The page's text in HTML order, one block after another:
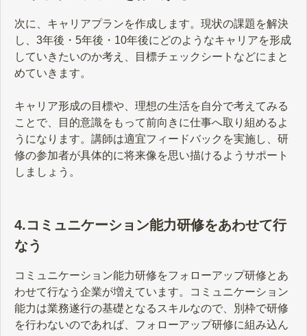
次に、キャリアプランを作成します。現状の課題を解決
し、3年後・5年後・10年後にどのようなキャリアを形成
していきたいのか考え、目標チェックシートなどにまと
めていきます。
キャリア形成の目標や、理想の生活を自分で考えてみる
ことで、目的意識をもって前向きに仕事へ取り組めるよ
うになります。講師は適宜フィードバックを実施し、研
修の参加者が具体的に将来像を思い描けるようサポート
しましょう。
4.コミュニケーション能力研修をあわせて行
なう
コミュニケーション能力研修をフォローアップ研修とあ
わせて行なう企業が増えています。コミュニケーション
能力は業務遂行の基礎となるスキルなので、別枠で研修
を行わないのであれば、フォローアップ研修に組み込ん